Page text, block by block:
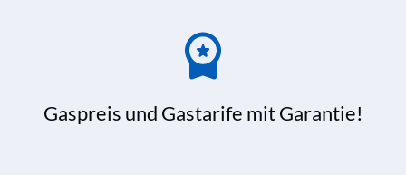
Gaspreis und Gastarife mit Garantie!